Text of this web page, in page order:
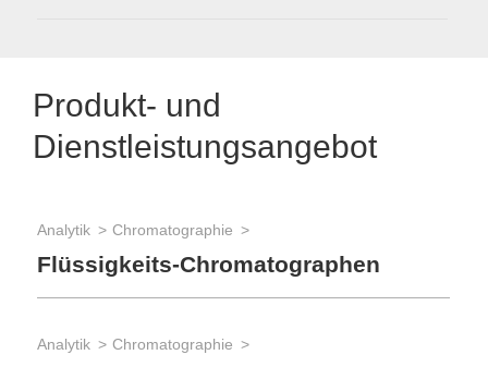
Produkt- und
Dienstleistungsangebot
Analytik Chromatographie
Flüssigkeits-Chromatographen
Analytik Chromatographie